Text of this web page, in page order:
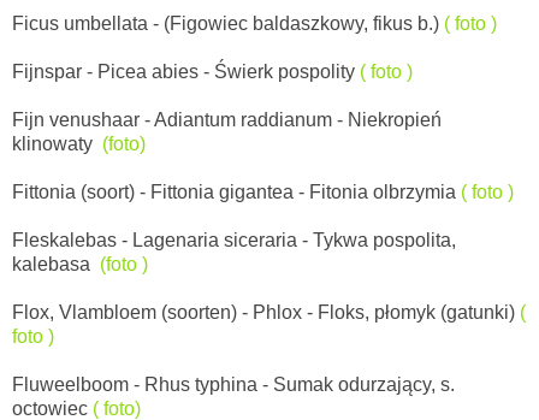
Ficus umbellata - (Figowiec baldaszkowy, fikus b.) ( foto )
Fijnspar - Picea abies - Świerk pospolity ( foto )
Fijn venushaar -Adiantum raddianum - Niekropień
klinowaty (foto)
Fittonia (soort) - Fittonia gigantea - Fitonia olbrzymia ( foto )
Fleskalebas - Lagenaria siceraria - Tykwa pospolita,
kalebasa (foto )
F lox, Vlambloem (soorten) - Phlox - Floks, płomyk (gatunki) (
foto )
Fluweelboom - Rhus typhina - Sumak odurzający, s.
octowiec ( foto)